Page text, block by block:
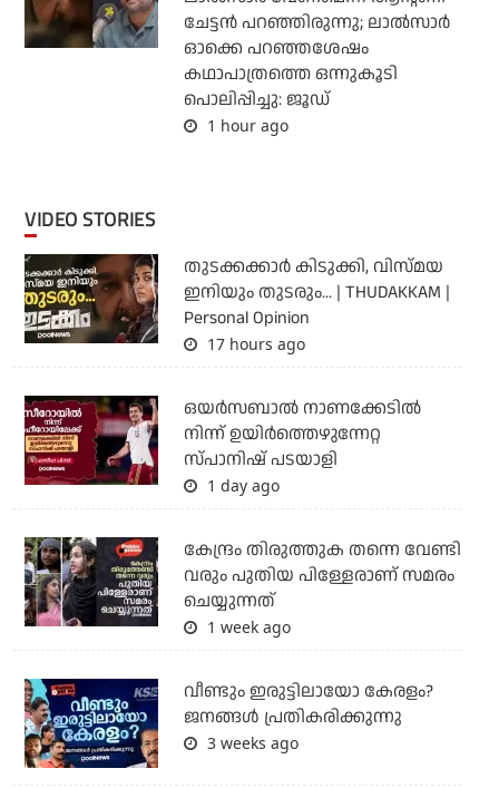
ചേട്ടന്‍ പറഞ്ഞിരുന്നു; ലാല്‍സാര്‍
ഓക്കെ പറഞ്ഞശേഷം
കഥാപാത്രത്തെ ഒന്നുകൂടി
പൊലിപ്പിച്ചു: ജൂഡ്
1 hour ago
VIDEO STORIES
തുടക്കക്കാര്‍ കിടുക്കി, വിസ്മയ
ഇനിയും തുടരും... | THUDAKKAM |
Personal Opinion
17 hours ago
ഒയര്‍സബാൽ നാണക്കേടിൽ
നിന്ന് ഉയിർത്തെഴുന്നേറ്റ
സ്പാനിഷ് പടയാളി
1 day ago
കേന്ദ്രം തിരുത്തുക തന്നെ വേണ്ടി
വരും പുതിയ പിള്ളേരാണ് സമരം
ചെയ്യുന്നത്
1 week ago
വീണ്ടും ഇരുട്ടിലായോ കേരളം?
ജനങ്ങൾ പ്രതികരിക്കുന്നു
3 weeks ago